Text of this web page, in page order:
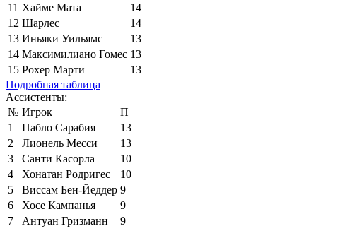
11 Хайме Мата
14
12 Шарлес
14
13 Иньяки Уильямс
13
14 Максимилиано Гомес 13
15 Рохер Марти
13
Подробная таблица
Ассистенты:
№ Игрок
П
1
Пабло Сарабия
13
2
Лионель Месси
13
3
Санти Касорла
10
4
Хонатан Родригес
10
5
Виссам Бен-Йеддер 9
6
Хосе Кампанья
9
7
Антуан Гризманн
9